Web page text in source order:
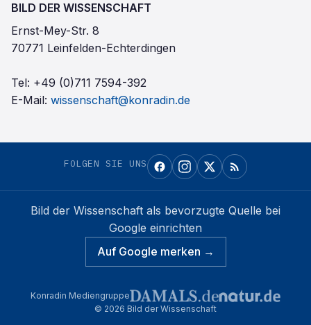
BILD DER WISSENSCHAFT
Ernst-Mey-Str. 8
70771 Leinfelden-Echterdingen
Tel: +49 (0)711 7594-392
E-Mail: wissenschaft@konradin.de
FOLGEN SIE UNS
Bild der Wissenschaft als bevorzugte Quelle bei
Google einrichten
Auf Google merken →
Konradin Mediengruppe
© 2026 Bild der Wissenschaft